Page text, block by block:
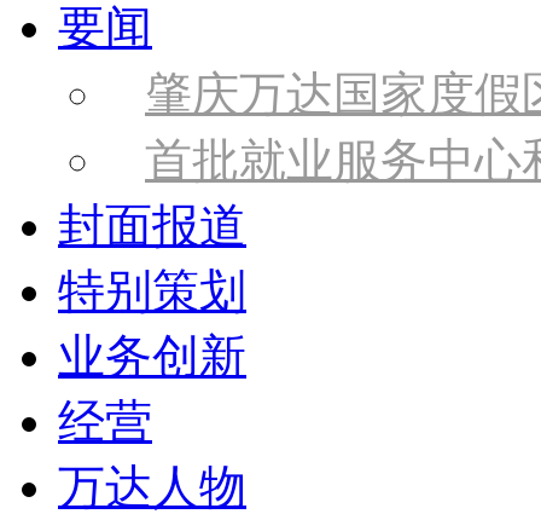
要闻
肇庆万达国家度
首批就业服务中心
封面报道
特别策划
业务创新
经营
万达人物